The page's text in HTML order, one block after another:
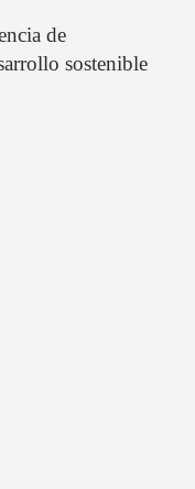
de
sostenible